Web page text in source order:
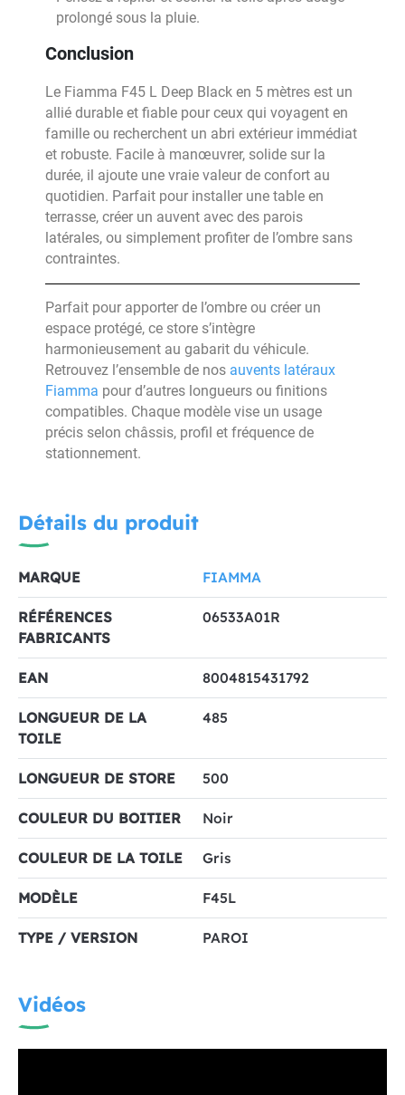
prolongé sous la pluie.
Conclusion
Le Fiamma F45 L Deep Black en 5 mètres est un
allié durable et fiable pour ceux qui voyagent en
famille ou recherchent un abri extérieur immédiat
et robuste. Facile à manœuvrer, solide sur la
durée, il ajoute une vraie valeur de confort au
quotidien. Parfait pour installer une table en
terrasse, créer un auvent avec des parois
latérales, ou simplement profiter de l’ombre sans
contraintes.
Parfait pour apporter de l’ombre ou créer un
espace protégé, ce store s’intègre
harmonieusement au gabarit du véhicule.
Retrouvez l’ensemble de nos auvents latéraux
Fiamma pour d’autres longueurs ou finitions
compatibles. Chaque modèle vise un usage
précis selon châssis, profil et fréquence de
stationnement.
Détails du produit
MARQUE FIAMMA
RÉFÉRENCES
FABRICANTS
06533A01R
EAN 8004815431792
LONGUEUR DE LA
TOILE
485
LONGUEUR DE STORE 500
COULEUR DU BOITIER Noir
COULEUR DE LA TOILE Gris
MODÈLE F45L
TYPE / VERSION PAROI
Vidéos